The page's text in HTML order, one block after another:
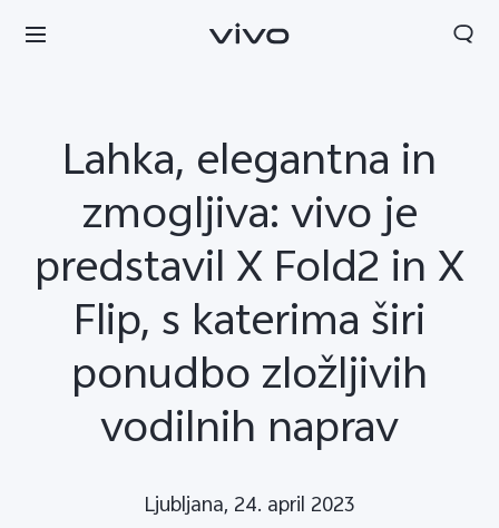
Slovenia | Izbira države/regije
Lahka, elegantna in
zmogljiva: vivo je
predstavil X Fold2 in X
Flip, s katerima širi
ponudbo zložljivih
vodilnih naprav
Ljubljana, 24. april 2023